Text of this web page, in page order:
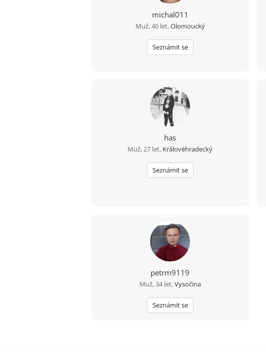
michal011
Muž, 40 let,Olomoucký
Seznámit se
has
Muž, 27 let, Královéhradecký
Seznámit se
petrm9119
Muž, 34 let,Vysočina
Seznámit se